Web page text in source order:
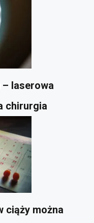
laserowa
chirurgia
ciąży można